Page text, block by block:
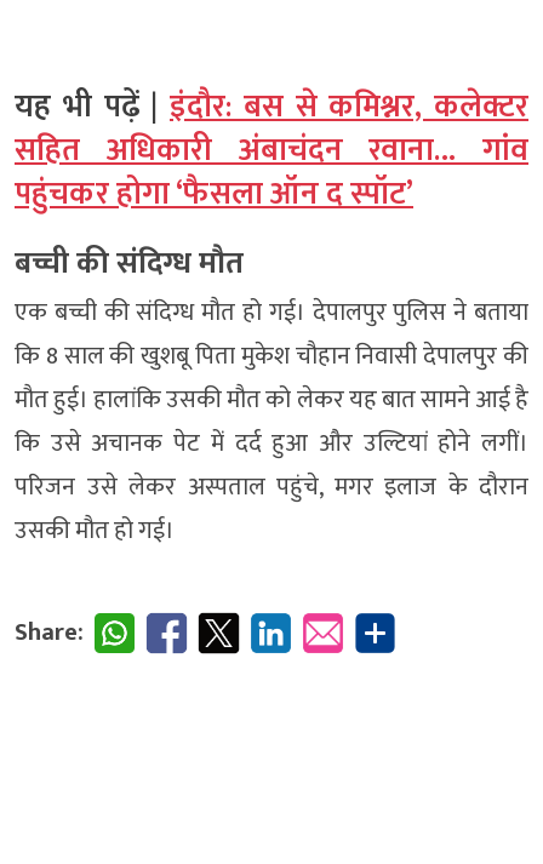
यह भी पढ़ें | इंदौर: बस से कमिश्नर, कलेक्टर
सहित अधिकारी अंबाचंदन रवाना… गांव
पहुंचकर होगा ‘फैसला ऑन द स्पॉट’
बच्ची की संदिग्ध मौत
एक बच्ची की संदिग्ध मौत हो गई। देपालपुर पुलिस ने बताया
कि 8 साल की खुशबू पिता मुकेश चौहान निवासी देपालपुर की
मौत हुई। हालांकि उसकी मौत को लेकर यह बात सामने आई है
कि उसे अचानक पेट में दर्द हुआ और उल्टियां होने लगीं।
परिजन उसे लेकर अस्पताल पहुंचे, मगर इलाज के दौरान
उसकी मौत हो गई।
Share: